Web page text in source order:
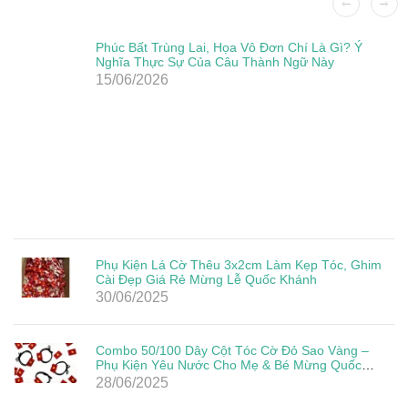
Phúc Bất Trùng Lai, Họa Vô Đơn Chí Là Gì? Ý
Nghĩa Thực Sự Của Câu Thành Ngữ Này
15/06/2026
Phụ Kiện Lá Cờ Thêu 3x2cm Làm Kẹp Tóc, Ghim
Cài Đẹp Giá Rẻ Mừng Lễ Quốc Khánh
30/06/2025
Combo 50/100 Dây Cột Tóc Cờ Đỏ Sao Vàng –
Phụ Kiện Yêu Nước Cho Mẹ & Bé Mừng Quốc
Khánh 2/9
28/06/2025